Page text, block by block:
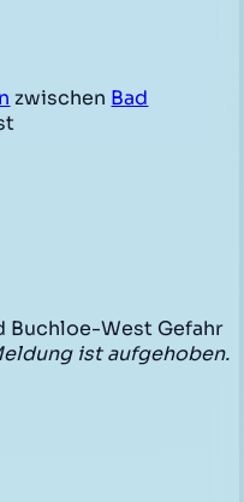
zwischen Bad
Buchloe-West Gefahr
ist aufgehoben.